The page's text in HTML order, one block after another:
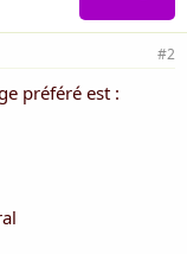
#2
préféré est :